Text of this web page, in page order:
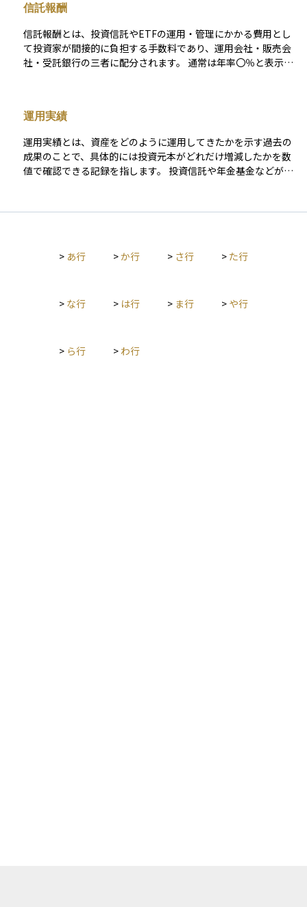
は専門家が一括して運用しているため、効率的で安定した運用
が期待でき、複数のベビーファンドからの資金をまとめること
で、規模の大きな運用が可能になります。この仕組みにより、
少額からでもプロの運用成果にアクセスできるようになる点
が、投資初心者にも魅力的です。
信託報酬
信託報酬とは、投資信託やETFの運用・管理にかかる費用とし
て投資家が間接的に負担する手数料であり、運用会社・販売会
社・受託銀行の三者に配分されます。 通常は年率〇％と表示さ
も信託報酬は必ず差し引かれ、長期にわたる複利効果を目減り
させる“見えないコスト”として意識されます。 販売時に一度だ
け負担する販売手数料や、法定監査報酬などと異なり、信託報
酬は保有期間中ずっと発生するランニングコストです。 実際に
は運用会社が3〜6割、販売会社が3〜5割、受託銀行が1〜2割前
留意して商品選択を行うことが重要です。
運用実績
運用実績とは、資産をどのように運用してきたかを示す過去の
成果のことで、具体的には投資元本がどれだけ増減したかを数
値で確認できる記録を指します。 投資信託や年金基金などが公
の実力や方針が自分の目標に合っているかを判断します。 運用
か、過度なリスクを取らずにリターンを上げているかといった
> あ行 >か行 > さ行 > た行
> な行 > は行 > ま行 > や行
> ら行 > わ行